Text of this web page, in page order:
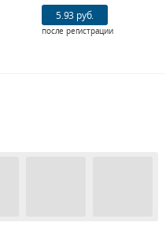
5.93 руб.
после регистрации